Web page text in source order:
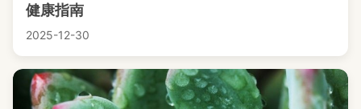
健康指南
2025-12-30